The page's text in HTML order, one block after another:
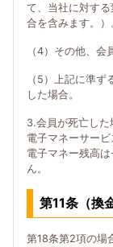
て、当社に対す
合を含みます。）
（4）その他、会
（5）上記に準
した場合。
3.会員が死亡した
電子マネーサー
電子マネー残高
ん。
第11条（換
第18条第2項の場